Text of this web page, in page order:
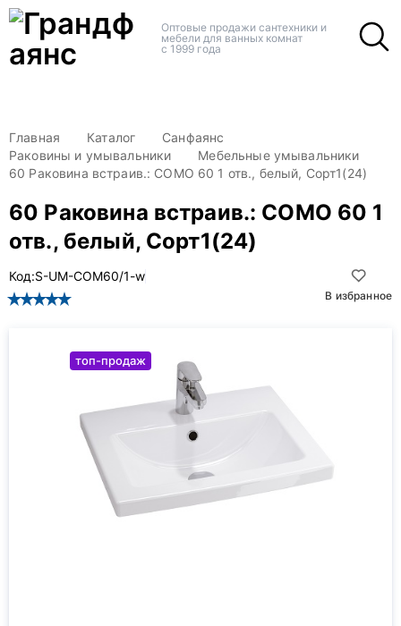
Оптовые продажи сантехники и
мебели для ванных комнат
с 1999 года
Главная Каталог
Санфаянс
Раковины и умывальники
Мебельные умывальники
60 Раковина встраив.: COMO 60 1 отв., белый, Сорт1(24)
60 Раковина встраив.: COMO 60 1
отв., белый, Сорт1(24)
В избранное
Код:S-UM-COM60/1-w
топ-продаж